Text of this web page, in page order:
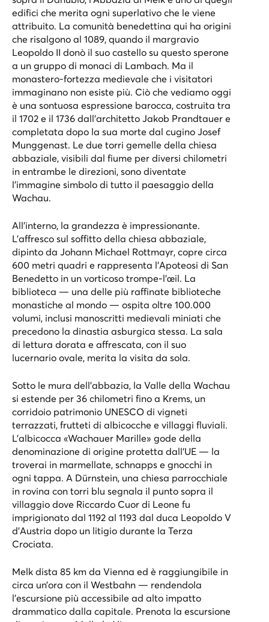
edifici che merita ogni superlativo che le viene
attribuito. La comunità benedettina qui ha origini
che risalgono al 1089, quando il margravio
Leopoldo II donò il suo castello su questo sperone
a un gruppo di monaci di Lambach. Ma il
monastero-fortezza medievale che i visitatori
immaginano non esiste più. Ciò che vediamo oggi
è una sontuosa espressione barocca, costruita tra
il 1702 e il 1736 dall'architetto Jakob Prandtauer e
completata dopo la sua morte dal cugino Josef
Munggenast. Le due torri gemelle della chiesa
abbaziale, visibili dal fiume per diversi chilometri
in entrambe le direzioni, sono diventate
l'immagine simbolo di tutto il paesaggio della
Wachau.
All'interno, la grandezza è impressionante.
L'affresco sul soffitto della chiesa abbaziale,
dipinto da Johann Michael Rottmayr, copre circa
600 metri quadri e rappresenta l'Apoteosi di San
Benedetto in un vorticoso trompe-l'œil. La
biblioteca — una delle più raffinate biblioteche
monastiche al mondo — ospita oltre 100.000
volumi, inclusi manoscritti medievali miniati che
precedono la dinastia asburgica stessa. La sala
di lettura dorata e affrescata, con il suo
lucernario ovale, merita la visita da sola.
Sotto le mura dell’abbazia, la Valle della Wachau
si estende per 36 chilometri fino a Krems, un
corridoio patrimonio UNESCO di vigneti
terrazzati, frutteti di albicocche e villaggi fluviali.
L’albicocca «Wachauer Marille» gode della
denominazione di origine protetta dall’UE — la
troverai in marmellate, schnapps e gnocchi in
ogni tappa. A Dürnstein, una chiesa parrocchiale
in rovina con torri blu segnala il punto sopra il
villaggio dove Riccardo Cuor di Leone fu
imprigionato dal 1192 al 1193 dal duca Leopoldo V
d’Austria dopo un litigio durante la Terza
Crociata.
Melk dista 85 km da Vienna ed è raggiungibile in
circa un’ora con il Westbahn — rendendola
l’escursione più accessibile ad alto impatto
drammatico dalla capitale. Prenota la escursione